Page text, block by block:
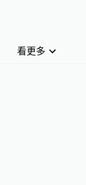
看更多